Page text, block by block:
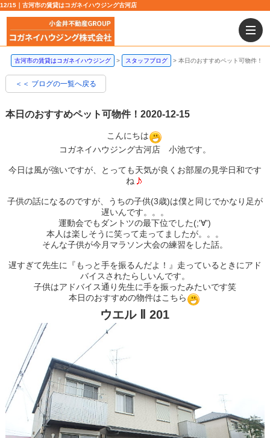
12/15｜古河市の賃貸はコガネイハウジング古河店
古河市の賃貸はコガネイハウジング スタッフブログ 本日のおすすめペット可物件！
＜＜ ブログの一覧へ戻る
本日のおすすめペット可物件！ 2020-12-15
こんにちは
コガネイハウジング古河店 小池です。
今日は風が強いですが、とっても天気が良くお部屋の見学日和です
ね
子供の話になるのですが、うちの子供(3歳)は僕と同じでかなり足が
遅いんです。。。
運動会でもダントツの最下位でした(;'∀')
本人は楽しそうに笑って走ってましたが。。。
そんな子供が今月マラソン大会の練習をした話。
遅すぎて先生に『もっと手を振るんだよ！』走っているときにアド
バイスされたらしいんです。
子供はアドバイス通り先生に手を振ったみたいです笑
本日のおすすめの物件はこちら
ウエル Ⅱ 201